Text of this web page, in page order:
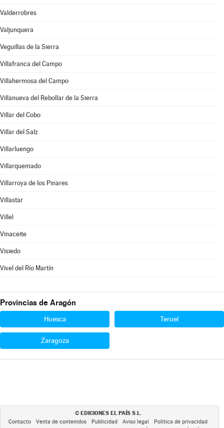
Valderrobres
Valjunquera
Veguillas de la Sierra
Villafranca del Campo
Villahermosa del Campo
Villanueva del Rebollar de la Sierra
Villar del Cobo
Villar del Salz
Villarluengo
Villarquemado
Villarroya de los Pinares
Villastar
Villel
Vinaceite
Visiedo
Vivel del Río Martín
Provincias de Aragón
Huesca Teruel
Zaragoza
© EDICIONES EL PAÍS S.L.
Contacto Venta de contenidos Publicidad Aviso legal
Política de privacidad